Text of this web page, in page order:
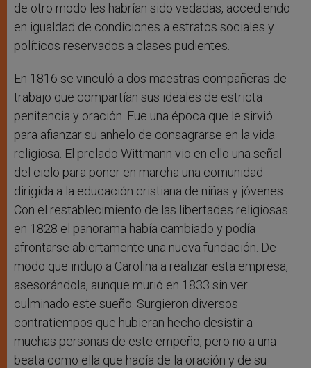
de otro modo les habrían sido vedadas, accediendo
en igualdad de condiciones a estratos sociales y
políticos reservados a clases pudientes.
En 1816 se vinculó a dos maestras compañeras de
trabajo que compartían sus ideales de estricta
penitencia y oración. Fue una época que le sirvió
para afianzar su anhelo de consagrarse en la vida
religiosa. El prelado Wittmann vio en ello una señal
del cielo para poner en marcha una comunidad
dirigida a la educación cristiana de niñas y jóvenes.
Con el restablecimiento de las libertades religiosas
en 1828 el panorama había cambiado y podía
afrontarse abiertamente una nueva fundación. De
modo que indujo a Carolina a realizar esta empresa,
asesorándola, aunque murió en 1833 sin ver
culminado este sueño. Surgieron diversos
contratiempos que hubieran hecho desistir a
muchas personas de este empeño, pero no a una
beata como ella que hacía de la oración y de su